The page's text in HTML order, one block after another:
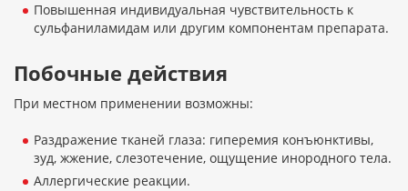
Повышенная индивидуальная чувствительность к
сульфаниламидам или другим компонентам препарата.
Побочные действия
При местном применении возможны:
Раздражение тканей глаза: гиперемия конъюнктивы,
зуд, жжение, слезотечение, ощущение инородного тела.
Аллергические реакции.